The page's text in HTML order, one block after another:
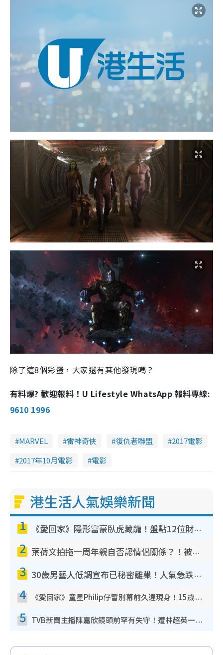
除了這8個彩蛋，大家還有其他發現嗎？
有料爆? 歡迎報料！U Lifestyle WhatsApp 報料專線:
9610 1996
MARVEL 雷神奇俠 復仇者聯盟
2017電影
2017年10月電影
電影
港生活人氣娛樂新聞
1 《愛回家》隱形富豪臥虎藏龍！盤點12位財氣逼人的有錢藝人：呢位靚女3億身家唔憂做
2 葉蒨文拍拖一周年親自否認情侶關係？！被質疑感情造假竟稱GM「普通同事」
3 30歲男藝人低調宣布已秘密離巢！人氣急跌變失蹤人口︰「這幾年過得並不容易」
4 《愛回家》童星Philip仔暫別幕前久違現身！15歲近況暴風長高蛻變帥氣少男
5 TVB新聞主播陳嘉欣鏡頭前罕有失守！遭林超英一句說話突襲嚇親當場大笑